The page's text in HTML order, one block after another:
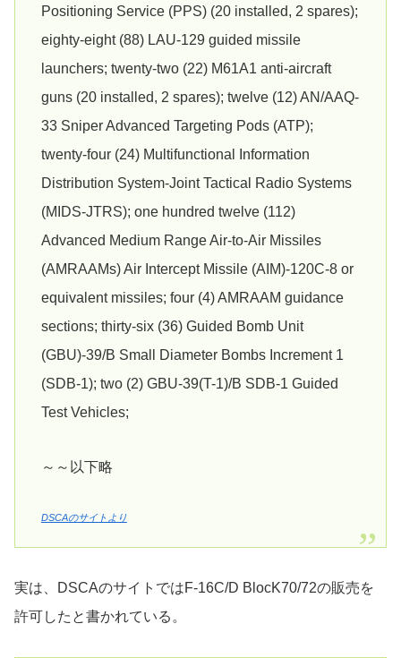
Positioning Service (PPS) (20 installed, 2 spares);
eighty-eight (88) LAU-129 guided missile
launchers; twenty-two (22) M61A1 anti-aircraft
guns (20 installed, 2 spares); twelve (12) AN/AAQ-
33 Sniper Advanced Targeting Pods (ATP);
twenty-four (24) Multifunctional Information
Distribution System-Joint Tactical Radio Systems
(MIDS-JTRS); one hundred twelve (112)
Advanced Medium Range Air-to-Air Missiles
(AMRAAMs) Air Intercept Missile (AIM)-120C-8 or
equivalent missiles; four (4) AMRAAM guidance
sections; thirty-six (36) Guided Bomb Unit
(GBU)-39/B Small Diameter Bombs Increment 1
(SDB-1); two (2) GBU-39(T-1)/B SDB-1 Guided
Test Vehicles;
～～以下略
DSCAのサイトより
実は、DSCAのサイトではF-16C/D BlocK70/72の販売を
許可したと書かれている。